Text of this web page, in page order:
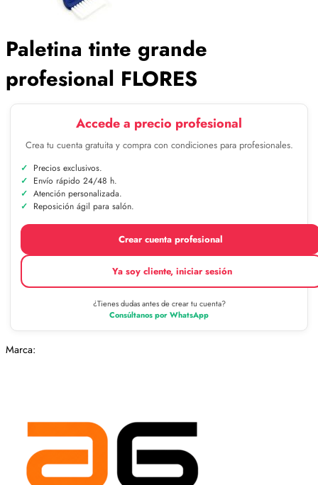
Paletina tinte grande
profesional FLORES
Accede a precio profesional
Crea tu cuenta gratuita y compra con condiciones para profesionales.
Precios exclusivos.
Envío rápido 24/48 h.
Atención personalizada.
Reposición ágil para salón.
Crear cuenta profesional
Ya soy cliente, iniciar sesión
¿Tienes dudas antes de crear tu cuenta?
Consúltanos por WhatsApp
Marca: